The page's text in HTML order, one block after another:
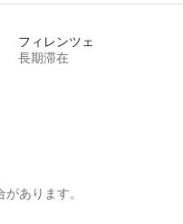
フィレンツェ
長期滞在
あります。